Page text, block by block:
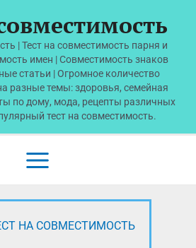
| Тест на совместимость парня и
имен | Совместимость знаков
статьи | Огромное количество
разные темы: здоровья, семейная
по дому, мода, рецепты различных
тест на совместимость.
Main
Menu
НА СОВМЕСТИМОСТЬ